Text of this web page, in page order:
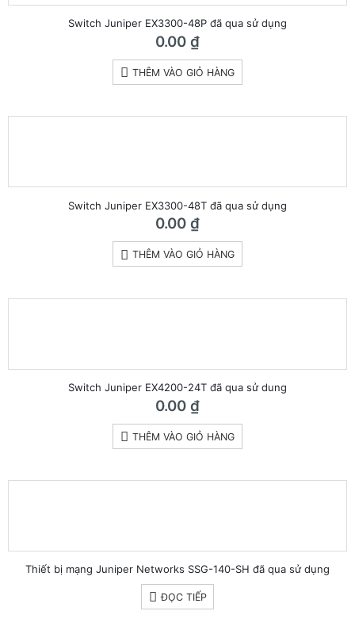
Switch Juniper EX3300-48P đã qua sử dụng
0.00 ₫
THÊM VÀO GIỎ HÀNG
Switch Juniper EX3300-48T đã qua sử dụng
0.00 ₫
THÊM VÀO GIỎ HÀNG
Switch Juniper EX4200-24T đã qua sử dung
0.00 ₫
THÊM VÀO GIỎ HÀNG
Thiết bị mạng Juniper Networks SSG-140-SH đã qua sử dụng
ĐỌC TIẾP